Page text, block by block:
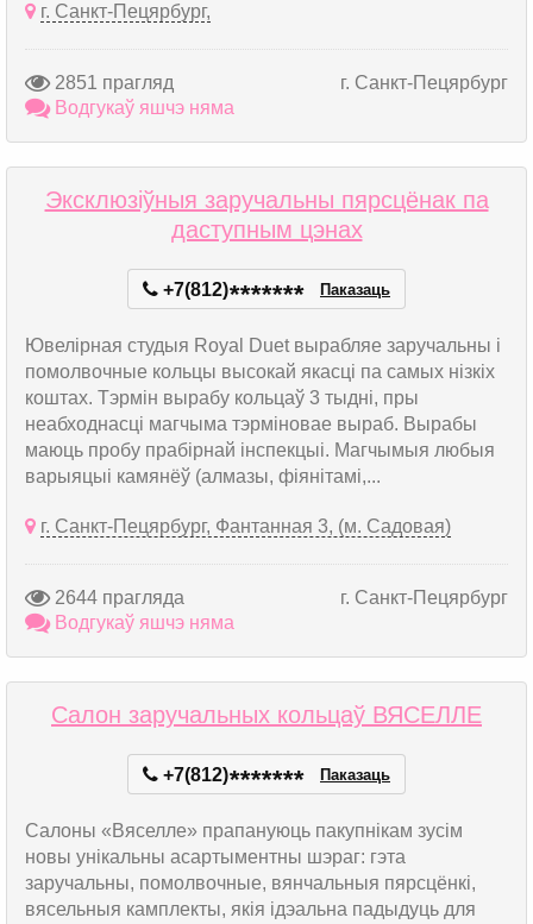
г. Санкт-Пецярбург,
2851 прагляд
г. Санкт-Пецярбург
Водгукаў яшчэ няма
Эксклюзіўныя заручальны пярсцёнак па
даступным цэнах
+7(812)******* Паказаць
Ювелірная студыя Royal Duet вырабляе заручальны і
помолвочные кольцы высокай якасці па самых нізкіх
коштах. Тэрмін вырабу кольцаў 3 тыдні, пры
неабходнасці магчыма тэрміновае выраб. Вырабы
маюць пробу прабірнай інспекцыі. Магчымыя любыя
варыяцыі камянёў (алмазы, фіянітамі,...
г. Санкт-Пецярбург, Фантанная 3, (м. Садовая)
2644 прагляда
г. Санкт-Пецярбург
Водгукаў яшчэ няма
Салон заручальных кольцаў ВЯСЕЛЛЕ
+7(812)******* Паказаць
Салоны «Вяселле» прапануюць пакупнікам зусім
новы унікальны асартыментны шэраг: гэта
заручальны, помолвочные, вянчальныя пярсцёнкі,
вясельныя камплекты, якія ідэальна падыдуць для